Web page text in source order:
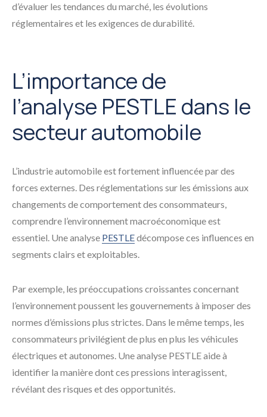
d’évaluer les tendances du marché, les évolutions
réglementaires et les exigences de durabilité.
L’importance de
l’analyse PESTLE dans le
secteur automobile
L’industrie automobile est fortement influencée par des
forces externes. Des réglementations sur les émissions aux
changements de comportement des consommateurs,
comprendre l’environnement macroéconomique est
essentiel. Une analyse PESTLEdécompose ces influences en
segments clairs et exploitables.
Par exemple, les préoccupations croissantes concernant
l’environnement poussent les gouvernements à imposer des
normes d’émissions plus strictes. Dans le même temps, les
consommateurs privilégient de plus en plus les véhicules
électriques et autonomes. Une analyse PESTLE aide à
identifier la manière dont ces pressions interagissent,
révélant des risques et des opportunités.